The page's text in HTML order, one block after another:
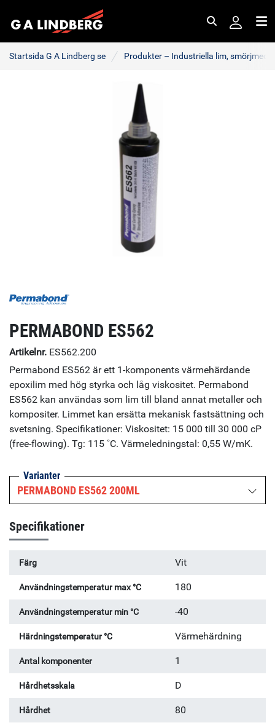
Startsida G A Lindberg se Produkter – Industriella lim,
PERMABOND ES562
Artikelnr. ES562.200
Permabond ES562 är ett 1-komponents värmehärdande
epoxilim med hög styrka och låg viskositet. Permabond
ES562 kan användas som lim till bland annat metaller och
kompositer. Limmet kan ersätta mekanisk fastsättning och
svetsning. Specifikationer: Viskositet: 15 000 till 30 000 cP
(free-flowing). Tg: 115 ˚C. Värmeledningstal: 0,55 W/mK.
Varianter
PERMABOND ES562 200ML
Specifikationer
Färg Vit
Användningstemperatur max °C 180
Användningstemperatur min °C -40
Härdningstemperatur °C Värmehärdning
Antal komponenter 1
Hårdhetsskala D
Hårdhet 80